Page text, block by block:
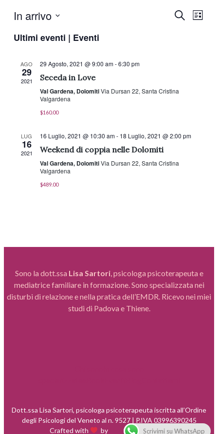
e
Cerca
Lista
In arrivo
la
Ultimi eventi | Eventi
AGO
29
2021
29 Agosto, 2021 @ 9:00 am-6:30 pm
Seceda in Love
Val Gardena, DolomitiVia Dursan 22, Santa Cristina
Valgardena
$160.00
LUG
16
2021
16 Luglio, 2021 @ 10:30 am- 18 Luglio, 2021 @ 2:00 pm
Weekend di coppia nelle Dolomiti
Val Gardena, DolomitiVia Dursan 22, Santa Cristina
Valgardena
$489.00
Sono la dott.ssa Lisa Sartori, psicologa psicoterapeuta e
mediatrice familiare in formazione. Sono specializzata nei
disturbi di relazione e nella pratica dell’EMDR. Ricevo nei miei
studi di Padova e Thiene.
Dott.ssa Lisa Sartori, psicologa psicoterapeuta iscritta all’Ordine
degli Psicologi del Veneto al n.9527 | P.IVA 03996390245
Crafted with
by Health Marketing®Scrivimi su WhatsApp